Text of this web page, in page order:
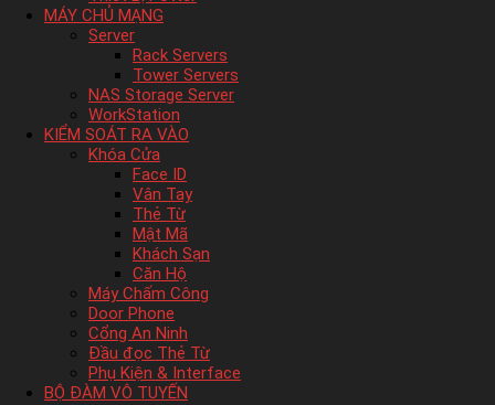
MÁY CHỦ MẠNG
Server
Rack Servers
Tower Servers
NAS Storage Server
WorkStation
KIỂM SOÁT RA VÀO
Khóa Cửa
Face ID
Vân Tay
Thẻ Từ
Mật Mã
Khách Sạn
Căn Hộ
Máy Chấm Công
Door Phone
Cổng An Ninh
Đầu đọc Thẻ Từ
Phụ Kiện & Interface
BỘ ĐÀM VÔ TUYẾN